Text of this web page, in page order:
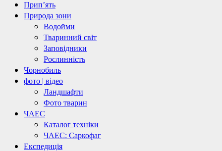
Прип’ять
Природа зони
Водойми
Тваринний світ
Заповідники
Рослинність
Чорнобиль
фото | відео
Ландшафти
Фото тварин
ЧАЕС
Каталог техніки
ЧАЕС: Саркофаг
Експедиція